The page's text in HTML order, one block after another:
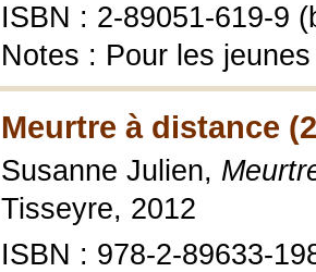
ISBN : 2-89051-619-9
Notes : Pour les jeunes
Meurtre à distance
Susanne Julien,
Tisseyre, 2012
ISBN : 978-2-89633-